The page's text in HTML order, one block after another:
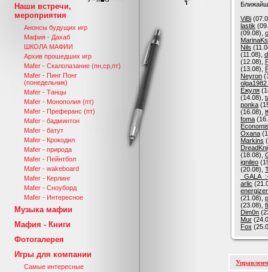
Наши встречи,
мероприятия
Анонсы будущих игр
Мафия - Дахаб
ШКОЛА МАФИИ
Архив прошедших игр
Mafer - Скалолазание (пн,ср,пт)
Mafer - Пинг Понг
(понедельник)
Mafer - Танцы
Mafer - Монополия (пт)
Mafer - Преферанс (пт)
Mafer - бадминтон
Mafer - батут
Mafer - Крокодил
Mafer - природа
Mafer - Пейнтбол
Mafer - wakeboard
Mafer - Керлинг
Mafer - Сноуборд
Mafer - Интересное
Музыка мафии
Мафия - Книги
Фотогалерея
Игры для компании
Самые интересные
ViBi
lastik
(09.08),
Nils
(11.08),
(12.08),
(13.08),
Neyron
Ежуля
(14.08),
ponka
(16.08),
foma
Oxana
Markins
(18.08),
ignileo
(20.08),
arlic
energizer
(21.08),
(23.08),
Dim0n
Mur
Fox